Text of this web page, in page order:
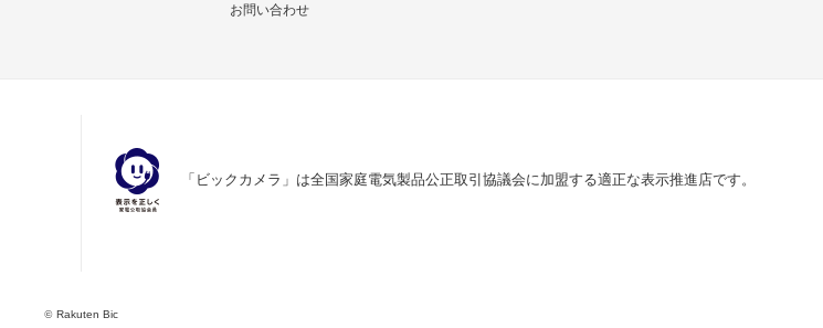
お問い合わせ
「ビックカメラ」は全国家庭電気製品公正取引協議会に加盟する適正な表示推進店です。
©Rakuten Bic